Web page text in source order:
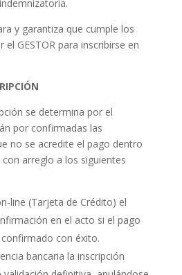
y garantiza que cumple los
GESTOR para inscribirse en
se determina por el
por confirmadas las
no se acredite el pago dentro
arreglo a los siguientes
line (Tarjeta de Crédito) el
en el acto si el pago
con éxito.
bancaria la inscripción